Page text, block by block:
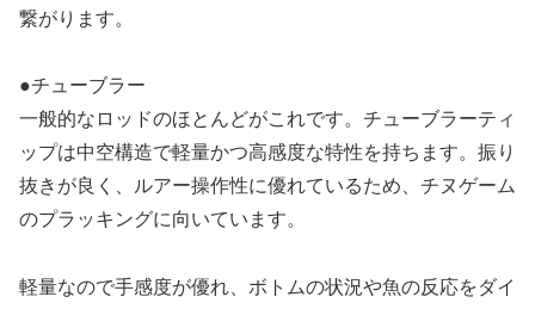
繋がります。
●チューブラー
一般的なロッドのほとんどがこれです。チューブラーティ
ップは中空構造で軽量かつ高感度な特性を持ちます。振り
抜きが良く、ルアー操作性に優れているため、チヌゲーム
のプラッキングに向いています。
軽量なので手感度が優れ、ボトムの状況や魚の反応をダイ